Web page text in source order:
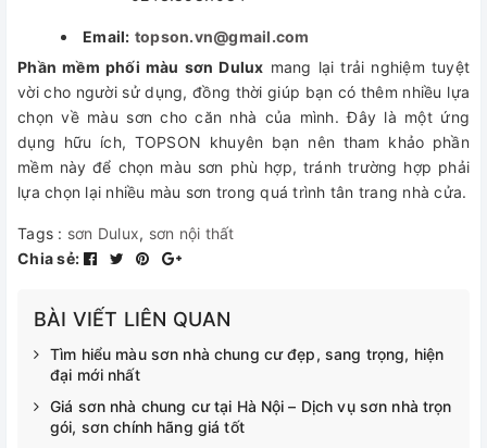
Email: topson.vn@gmail.com
Phần mềm phối màu sơn Dulux mang lại trải nghiệm tuyệt
vời cho người sử dụng, đồng thời giúp bạn có thêm nhiều lựa
chọn về màu sơn cho căn nhà của mình. Đây là một ứng
dụng hữu ích, TOPSON khuyên bạn nên tham khảo phần
mềm này để chọn màu sơn phù hợp, tránh trường hợp phải
lựa chọn lại nhiều màu sơn trong quá trình tân trang nhà cửa.
Tags : sơn Dulux, sơn nội thất
Chia sẻ:
BÀI VIẾT LIÊN QUAN
Tìm hiểu màu sơn nhà chung cư đẹp, sang trọng, hiện
đại mới nhất
Giá sơn nhà chung cư tại Hà Nội – Dịch vụ sơn nhà trọn
gói, sơn chính hãng giá tốt